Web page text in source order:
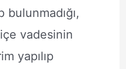
bulunmadığı,
vadesinin
yapılıp